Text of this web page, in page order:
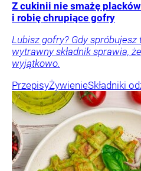
Z cukinii nie smażę
i robię chrupiące gofry
Lubisz gofry? Gdy
wytrawny składnik sprawia,
wyjątkowo.
PrzepisyŻywienieSkładniki